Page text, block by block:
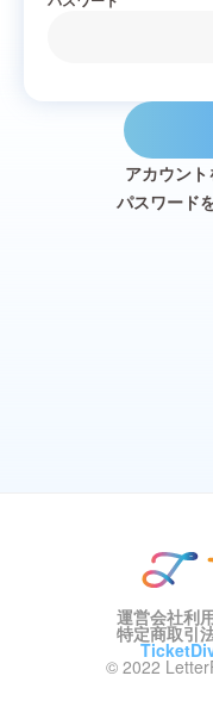
アカウン
パスワード
運営会社利
特定商取引
© 2022